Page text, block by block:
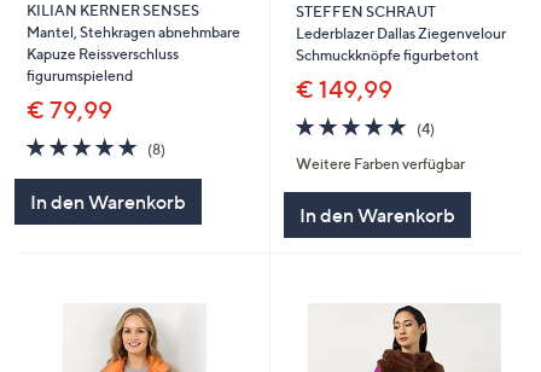
KILIAN KERNER SENSES
Mantel, Stehkragen abnehmbare
Kapuze Reissverschluss
figurumspielend
€ 79,99
4.8
von
(8)8
In den Warenkorb
STEFFEN SCHRAUT
Lederblazer Dallas Ziegenvelour
Schmuckknöpfe figurbetont
€ 149,99
4.8
von
5
(4)4
Weitere Farben verfügbar
In den Warenkorb